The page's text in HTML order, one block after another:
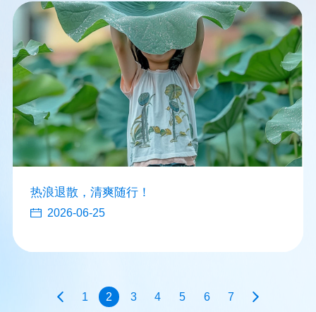
热浪退散，清爽随行！
2026-06-25
1 2 3 4 5 6 7